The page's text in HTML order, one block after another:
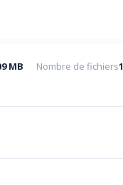
MB Nombre de fichiers1